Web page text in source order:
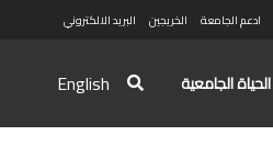
ادعم الجامعة الخريجين البريد الالكتروني
الحياة الجامعية English